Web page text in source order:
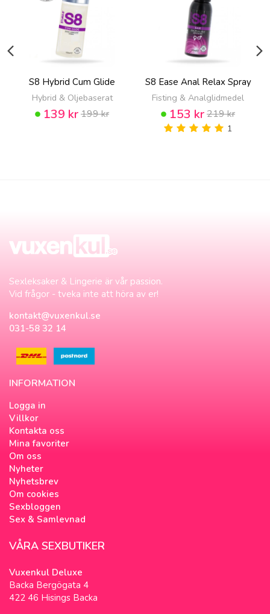
S8 Hybrid Cum Glide
Hybrid & Oljebaserat
139 kr199 kr
S8 Ease Anal Relax Spray
Fisting & Analglidmedel
153 kr219 kr
1
Sexleksaker & Lingerie är vår passion.
Vid frågor - tveka inte att höra av er!
kontakt@vuxenkul.se
031-58 32 14
INFORMATION
Logga in
Villkor
Kontakta oss
Mina favoriter
Om oss
Nyheter
Nyhetsbrev
Om cookies
Sexbloggen
Sex & Samlevnad
VÅRA SEXBUTIKER
Vuxenkul Deluxe
Backa Bergögata 4
422 46 Hisings Backa